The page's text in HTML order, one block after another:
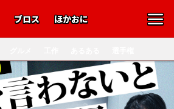
ブロス ほかおに